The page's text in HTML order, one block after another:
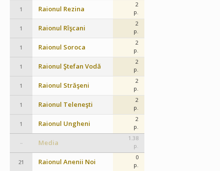
1 Raionul Rezina
2
p.
1 Raionul Rîşcani
2
p.
1 Raionul Soroca
2
p.
1 Raionul Ştefan Vodă
2
p.
1 Raionul Străşeni
2
p.
1 Raionul Teleneşti
2
p.
1 Raionul Ungheni
2
p.
– Media
1.38
p.
21 Raionul Anenii Noi
0
p.